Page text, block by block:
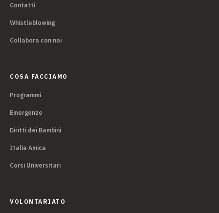
Contatti
Whistleblowing
Collabora con noi
COSA FACCIAMO
Programmi
Emergenze
Diritti dei Bambini
Italia Amica
Corsi Universitari
VOLONTARIATO